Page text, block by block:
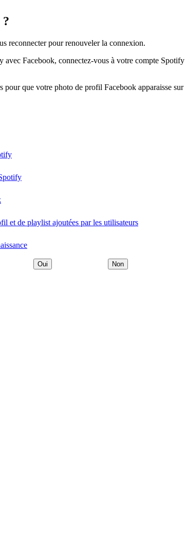
reconnecter pour renouveler la connexion.
avec Facebook, connectez-vous à votre compte Spotify
que votre photo de profil Facebook apparaisse sur
et de playlist ajoutées par les utilisateurs
Oui Non